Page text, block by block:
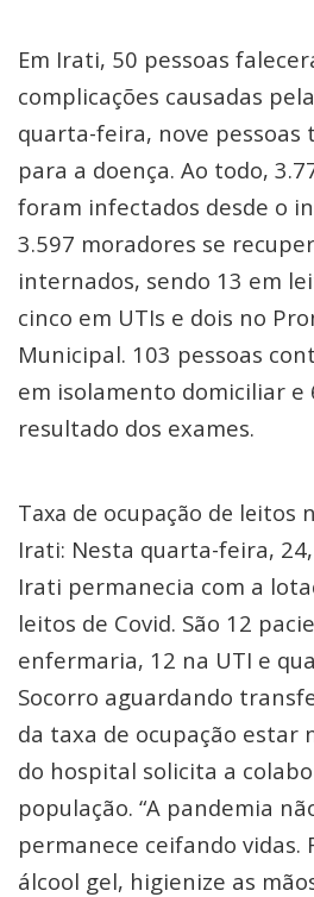
Em Irati, 50 pessoas
complicações causadas
quarta-feira, nove
para a doença. Ao todo,
foram infectados desde o
3.597 moradores se
internados, sendo 13 em
cinco em UTIs e dois no
Municipal. 103 pessoas
em isolamento domiciliar e
resultado dos exames.
Taxa de ocupação de leitos
Irati: Nesta quarta-feira,
Irati permanecia com a
leitos de Covid. São 12
enfermaria, 12 na UTI e
Socorro aguardando
da taxa de ocupação estar
do hospital solicita a
população. “A pandemia
permanece ceifando vidas.
álcool gel, higienize as